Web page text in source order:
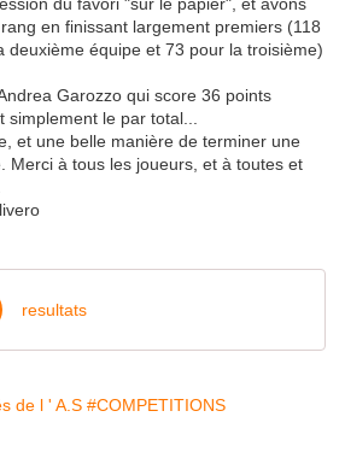
en finissant largement premiers (118
deuxième équipe et 73 pour la troisième)
Garozzo qui score 36 points
le par total...
et une belle manière de terminer une
Merci à tous les joueurs, et à toutes et
resultats
de l ' A.S #COMPETITIONS